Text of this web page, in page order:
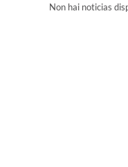
Non hai noticias